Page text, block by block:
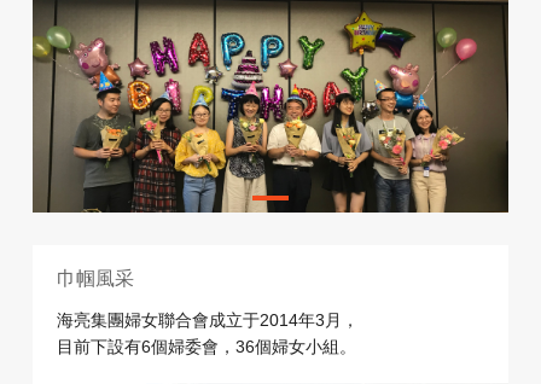
巾帼風采
海亮集團婦女聯合會成立于2014年3月，
目前下設有6個婦委會，36個婦女小組。